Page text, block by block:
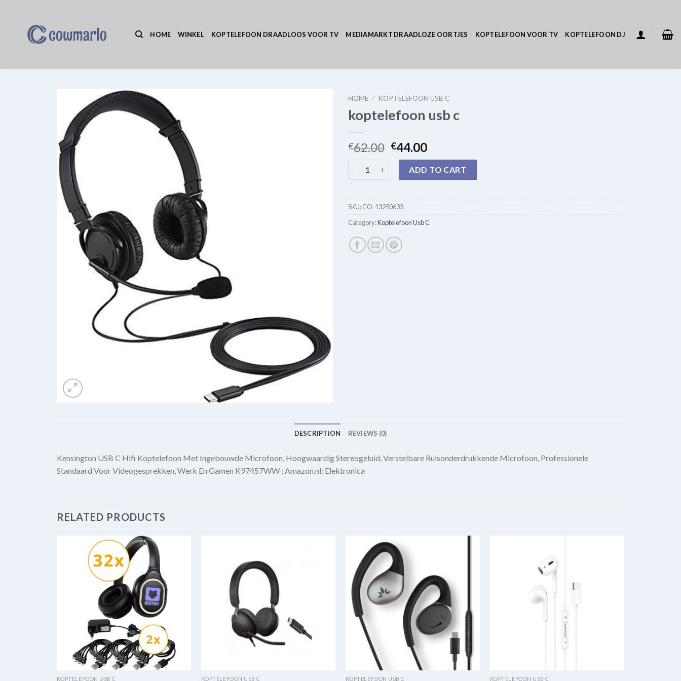
HOME WINKEL KOPTELEFOON DRAADLOOS VOOR TV MEDIAMARKT DRAADLOZE OORTJES KOPTELEFOON VOOR TV KOPTELEFOON DJ
HOME / KOPTELEFOON USB C
koptelefoon usb c
€62.00 €44.00
ADD TO CART
SKU:CO-13250633
Category:Koptelefoon Usb C
DESCRIPTION REVIEWS (0)
Kensington USB C Hifi Koptelefoon Met Ingebouwde Microfoon, Hoogwaardig Stereogeluid, Verstelbare Ruisonderdrukkende Microfoon, Professionele
Standaard Voor Videogesprekken, Werk En Gamen K97457WW : Amazon.nl: Elektronica
RELATED PRODUCTS
KOPTELEFOON USB C KOPTELEFOON USB C KOPTELEFOON USB C KOPTELEFOON USB C